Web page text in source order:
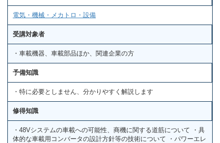
電気・機械・メカトロ・設備
受講対象者
・車載機器、車載部品ほか、関連企業の方
予備知識
・特に必要としません、分かりやすく解説します
修得知識
・48Vシステムの車載への可能性、商機に関する道筋について ・具
体的な車載用コンバータの設計方針等の技術について ・パワーエレ